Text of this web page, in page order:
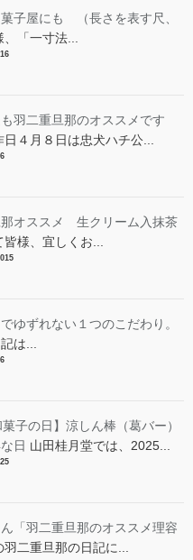
屋にも （長さを表す尺、
「一寸法...
羽二重旦那のオススメです
日４月８日は忠犬ハチ公...
那オススメ 生クリーム入抹茶
様、宜しくお...
ゆずれない１つのこだわり。
は...
子の日】涼しん棒（葛バー）
日 山田桂月堂では、2025...
「羽二重旦那のオススメ理容
羽二重旦那の日記に...